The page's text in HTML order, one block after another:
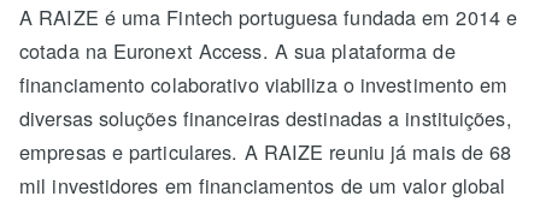
A RAIZE é uma Fintech portuguesa fundada em 2014 e
cotada na Euronext Access. A sua plataforma de
financiamento colaborativo viabiliza o investimento em
diversas soluções financeiras destinadas a instituições,
empresas e particulares. A RAIZE reuniu já mais de 68
mil investidores em financiamentos de um valor global